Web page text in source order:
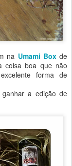
na Umami Boxde
coisa boa que não
forma de
a edição de